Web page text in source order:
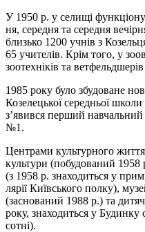
У 1950 р. у селищі
ня, середня та середня
близько 1200 учнів з
65 учителів. Крім того, у
зоотехніків та
1985 року було збудоване
Козелецької середньої
з’явився перший навчальний
№1.
Центрами культурного
культури (побудо­ва­ний 1958
(з 1958 р. зна­хо­диться у
ля­рії Київсь­кого полку),
(засно­ва­ний 1988 р.) та
року, знаходиться у Будинку
сотні).